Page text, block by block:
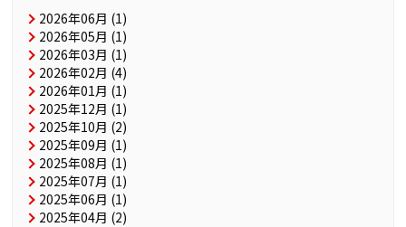
2026年06月 (1)
2026年05月 (1)
2026年03月 (1)
2026年02月 (4)
2026年01月 (1)
2025年12月 (1)
2025年10月 (2)
2025年09月 (1)
2025年08月 (1)
2025年07月 (1)
2025年06月 (1)
2025年04月 (2)